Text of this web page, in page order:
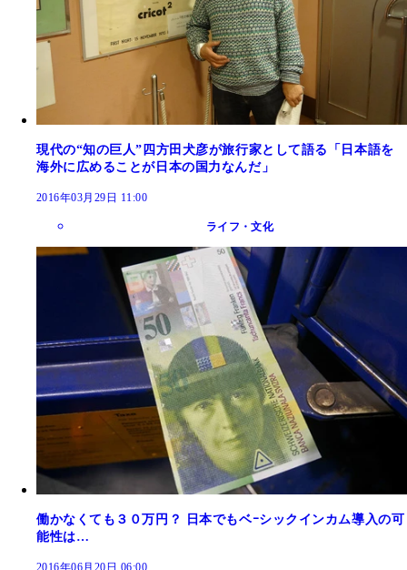
現代の“知の巨人”四方田犬彦が旅行家として語る「日本語を
海外に広めることが日本の国力なんだ」
2016年03月29日 11:00
ライフ・文化
働かなくても３０万円？ 日本でもベｰシックインカム導入の可
能性は…
2016年06月20日 06:00